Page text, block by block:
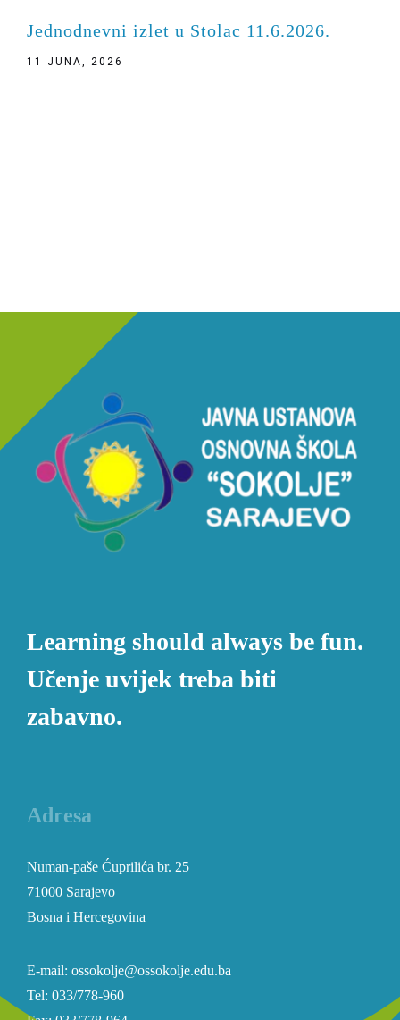
Jednodnevni izlet u Stolac 11.6.2026.
11 JUNA, 2026
Learning should always be fun.
Učenje uvijek treba biti
zabavno.
Adresa
Numan-paše Ćuprilića br. 25
71000 Sarajevo
Bosna i Hercegovina
E-mail: ossokolje@ossokolje.edu.ba
Tel: 033/778-960